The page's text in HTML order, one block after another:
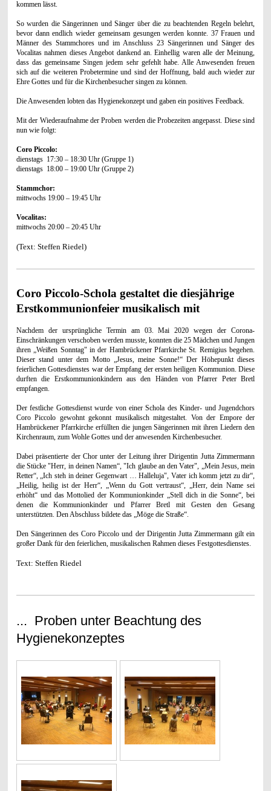
kommen lässt.
So wurden die Sängerinnen und Sänger über die zu beachtenden Regeln belehrt,
bevor dann endlich wieder gemeinsam gesungen werden konnte. 37 Frauen und
Männer des Stammchores und im Anschluss 23 Sängerinnen und Sänger des
Vocalitas nahmen dieses Angebot dankend an. Einhellig waren alle der Meinung,
dass das gemeinsame Singen jedem sehr gefehlt habe. Alle Anwesenden freuen
sich auf die weiteren Probetermine und sind der Hoffnung, bald auch wieder zur
Ehre Gottes und für die Kirchenbesucher singen zu können.
Die Anwesenden lobten das Hygienekonzept und gaben ein positives Feedback.
Mit der Wiederaufnahme der Proben werden die Probezeiten angepasst. Diese sind
nun wie folgt:
Coro Piccolo:
dienstags 17:30 – 18:30 Uhr (Gruppe 1)
dienstags 18:00 – 19:00 Uhr (Gruppe 2)
Stammchor:
mittwochs 19:00 – 19:45 Uhr
Vocalitas:
mittwochs 20:00 – 20:45 Uhr
(Text: Steffen Riedel)
Coro Piccolo-Schola gestaltet die diesjährige
Erstkommunionfeier musikalisch mit
Nachdem der ursprüngliche Termin am 03. Mai 2020 wegen der Corona-
Einschränkungen verschoben werden musste, konnten die 25 Mädchen und Jungen
ihren „Weißen Sonntag" in der Hambrückener Pfarrkirche St. Remigius begehen.
Dieser stand unter dem Motto „Jesus, meine Sonne!“ Der Höhepunkt dieses
feierlichen Gottesdienstes war der Empfang der ersten heiligen Kommunion. Diese
durften die Erstkommunionkindern aus den Händen von Pfarrer Peter Bretl
empfangen.
Der festliche Gottesdienst wurde von einer Schola des Kinder- und Jugendchors
Coro Piccolo gewohnt gekonnt musikalisch mitgestaltet. Von der Empore der
Hambrückener Pfarrkirche erfüllten die jungen Sängerinnen mit ihren Liedern den
Kirchenraum, zum Wohle Gottes und der anwesenden Kirchenbesucher.
Dabei präsentierte der Chor unter der Leitung ihrer Dirigentin Jutta Zimmermann
die Stücke "Herr, in deinen Namen“, "Ich glaube an den Vater", „Mein Jesus, mein
Retter“, „Ich steh in deiner Gegenwart … Halleluja", Vater ich komm jetzt zu dir“,
„Heilig, heilig ist der Herr“, „Wenn du Gott vertraust“, „Herr, dein Name sei
erhöht“ und das Mottolied der Kommunionkinder „Stell dich in die Sonne“, bei
denen die Kommunionkinder und Pfarrer Bretl mit Gesten den Gesang
unterstützten. Den Abschluss bildete das „Möge die Straße“.
Den Sängerinnen des Coro Piccolo und der Dirigentin Jutta Zimmermann gilt ein
großer Dank für den feierlichen, musikalischen Rahmen dieses Festgottesdienstes.
Text: Steffen Riedel
... Proben unter Beachtung des
Hygienekonzeptes